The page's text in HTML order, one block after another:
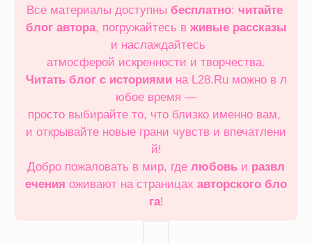
Все материалы доступны бесплатно: читайте
блог автора, погружайтесь в живые рассказы
и наслаждайтесь
атмосферой искренности и творчества.
Читать блог с историямина L28.Ru можно в л
юбое время —
просто выбирайте то, что близко именно вам,
и открывайте новые грани чувств и впечатлени
й!
Добро пожаловать в мир, где любовь и развл
ечения оживают на страницах авторского бло
га!